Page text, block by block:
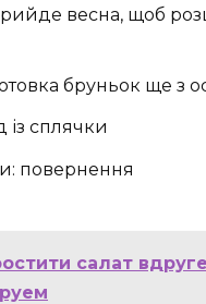
весна, щоб
бруньок ще з
із сплячки
повернення
салат